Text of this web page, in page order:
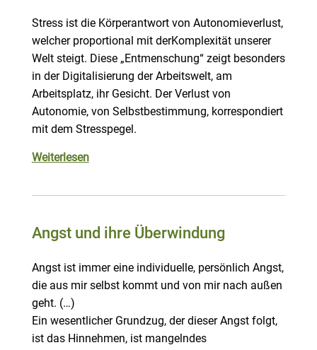
Stress ist die Körperantwort von Autonomieverlust,
welcher proportional mit derKomplexität unserer
Welt steigt. Diese „Entmenschung“ zeigt besonders
in der Digitalisierung der Arbeitswelt, am
Arbeitsplatz, ihr Gesicht. Der Verlust von
Autonomie, von Selbstbestimmung, korrespondiert
mit dem Stresspegel.
Weiterlesen
Angst und ihre Überwindung
Angst ist immer eine individuelle, persönlich Angst,
die aus mir selbst kommt und von mir nach außen
geht. (…)
Ein wesentlicher Grundzug, der dieser Angst folgt,
ist das Hinnehmen, ist mangelndes